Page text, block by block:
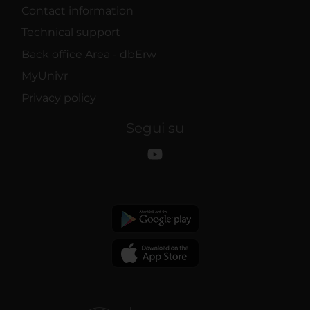
Contact information
Technical support
Back office Area - dbErw
MyUnivr
Privacy policy
Segui su